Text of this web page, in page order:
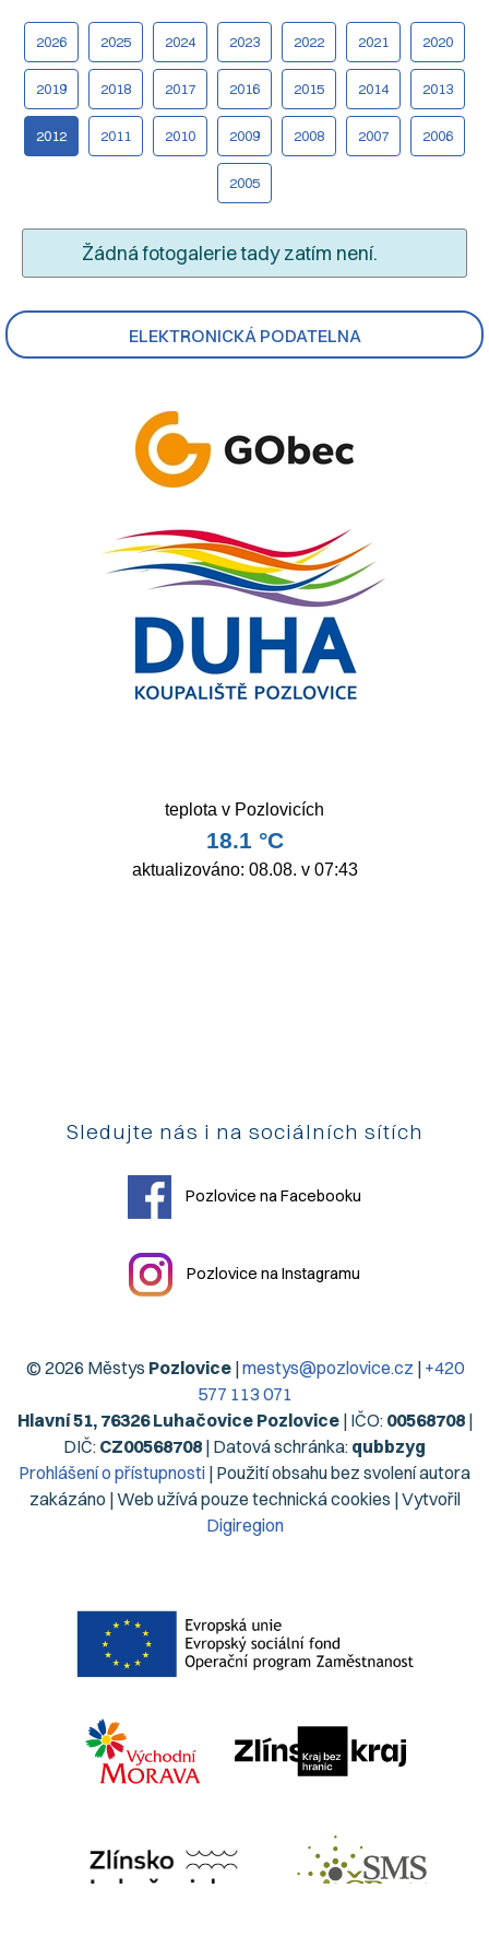
ELEKTRONICKÁ PODATELNA
2026 2025 2024 2023 2022 2021 2020
2019 2018 2017 2016 2015 2014 2013
2012 2011 2010 2009 2008 2007 2006
2005
Žádná fotogalerie tady zatím není.
Sledujte nás i na sociálních sítích
Pozlovice na Facebooku
Pozlovice na Instagramu
© 2026 Městys Pozlovice|mestys@pozlovice.cz | +420
577 113 071
Hlavní 51, 76326 Luhačovice Pozlovice| IČO: 00568708|
DIČ: CZ00568708 | Datová schránka: qubbzyg
Prohlášení o přístupnosti | Použití obsahu bez svolení autora
zakázáno | Web užívá pouze technická cookies | Vytvořil
Digiregion